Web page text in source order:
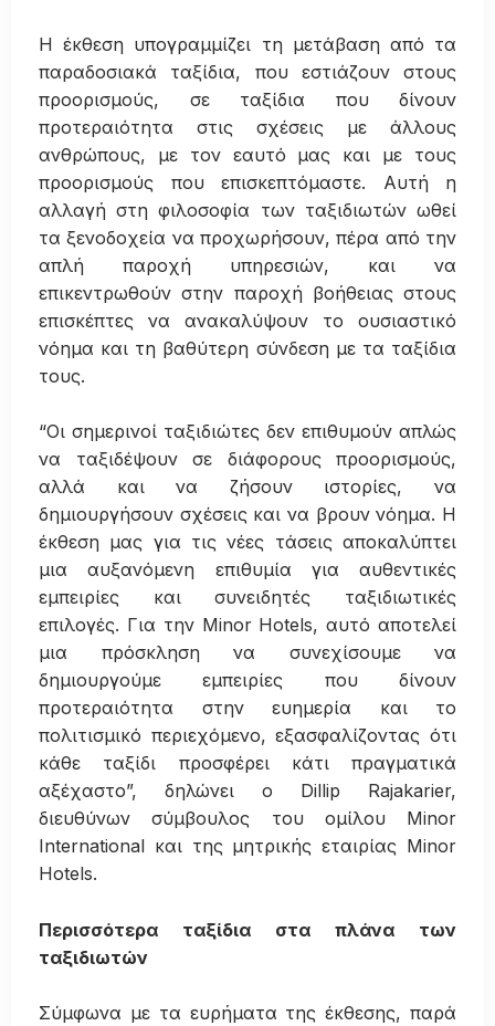
Η έκθεση υπογραμμίζει τη μετάβαση από τα
παραδοσιακά ταξίδια, που εστιάζουν στους
προορισμούς, σε ταξίδια που δίνουν
προτεραιότητα στις σχέσεις με άλλους
ανθρώπους, με τον εαυτό μας και με τους
προορισμούς που επισκεπτόμαστε. Αυτή η
αλλαγή στη φιλοσοφία των ταξιδιωτών ωθεί
τα ξενοδοχεία να προχωρήσουν, πέρα από την
απλή παροχή υπηρεσιών, και να
επικεντρωθούν στην παροχή βοήθειας στους
επισκέπτες να ανακαλύψουν το ουσιαστικό
νόημα και τη βαθύτερη σύνδεση με τα ταξίδια
τους.
“Οι σημερινοί ταξιδιώτες δεν επιθυμούν απλώς
να ταξιδέψουν σε διάφορους προορισμούς,
αλλά και να ζήσουν ιστορίες, να
δημιουργήσουν σχέσεις και να βρουν νόημα. Η
έκθεση μας για τις νέες τάσεις αποκαλύπτει
μια αυξανόμενη επιθυμία για αυθεντικές
εμπειρίες και συνειδητές ταξιδιωτικές
επιλογές. Για την Minor Hotels, αυτό αποτελεί
μια πρόσκληση να συνεχίσουμε να
δημιουργούμε εμπειρίες που δίνουν
προτεραιότητα στην ευημερία και το
πολιτισμικό περιεχόμενο, εξασφαλίζοντας ότι
κάθε ταξίδι προσφέρει κάτι πραγματικά
αξέχαστο”, δηλώνει ο Dillip Rajakarier,
διευθύνων σύμβουλος του ομίλου Minor
International και της μητρικής εταιρίας Minor
Hotels.
Περισσότερα ταξίδια στα πλάνα των
ταξιδιωτών
Σύμφωνα με τα ευρήματα της έκθεσης, παρά